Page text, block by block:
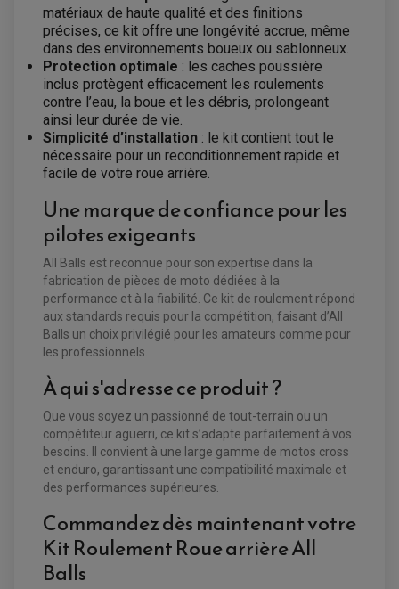
FREINAGE
ACCESSOIRE + VISSERIE FREINAGE
KIT DURITE DE FREIN
KIT DURITE D'EMBRAYAGE MOTO
KIT RÉPARATION ÉTRIER DE FREIN
MAÎTRE CYLINDRE
HUILE ET PRODUIT D'ENTRETIEN
HUILE MOTEUR
PRODUIT D'ENTRETIEN
PARTIE CYCLE
ARAIGNÉE / SUPPORT CARÉNAGE
CÂBLE ACCÉLÉRATEUR
CABLE D'EMBRAYAGE
KIT RABAISSEMENT MOTO
LEVIER DE FREIN
LEVIER D'EMBRAYAGE
PÉDALE DE FREIN
REPOSE PIED TYPE ORIGINE
RETROVISEUR MOTO TYPE ORIGINE
SÉLECTEUR DE VITESSE
PRODUIT ENTRETIEN
FILTRE A AIR
FILTRE A HUILE
BOUGIE SCOOTER
PRODUIT D'ENTRETIEN
FILTRE A AIR K&N
HUILE SCOOTER
PRODUIT D'ENTRETIEN SCOOTER
PARTIE CYCLE
BULLE / PARE-BRISE
LEVIER DE FREIN
RÉTROVISEUR TYPE ORIGINE
PIÈCE MOTEUR
GALET DE VARIATEUR
COURROIE
VARIATEUR SCOOTER
VENTILATEUR DE RADIATEUR
EQUIPEMENT FREINAGE QUAD / SSV
DISQUE DE FREIN QUAD / SSV
KIT DURITE DE FREIN QUAD
KIT REPARATION MAÎTRE CYLINDRE QUAD / SSV
PLAQUETTES DE FREIN QUAD / SSV
HUILE ET PRODUIT D'ENTRETIEN QUAD
HUILE POUR QUAD
PRODUIT D'ENTRETIEN QUAD
JANTES / ACCESSOIRES QUAD ET SSV
CHAÎNE A NEIGE QUAD-SSV
CHAMBRE A AIR QUAD ET SSV
CLOUS / CRAMPON VISSABLE
ÉLARGISSEURES DE VOIES QUAD
JANTES QUAD ET SSV
PNEUMATIQUE
MOUSSE
CHAMBRE À AIR
EQUIPEMENT FREINAGE MOTO CROSS ET
ENDURO
ACCESSOIRES FREINAGE
DISQUE DE FREIN ARRIÈRE
PLAQUETTE DE FREIN
KIT RÉPARATION PÉDALE DE FREIN
KIT RÉPARATION MAÎTRE CYLINDRE
ROULEMENT MOTO CROSS ET ENDURO
ROULEMENT DE ROUE AVANT
ROULEMENT DE ROUE ARRIÈRE
ROULEMENT D'AMORTISSEUR
ROULEMENT BIELLETTES
ROULEMENT BRAS OSCILLANT
matériaux de haute qualité et des finitions
précises, ce kit offre une longévité accrue, même
dans des environnements boueux ou sablonneux.
Protection optimale : les caches poussière
inclus protègent efficacement les roulements
contre l’eau, la boue et les débris, prolongeant
ainsi leur durée de vie.
Simplicité d’installation : le kit contient tout le
nécessaire pour un reconditionnement rapide et
facile de votre roue arrière.
Une marque de confiance pour les
pilotes exigeants
All Balls est reconnue pour son expertise dans la
fabrication de pièces de moto dédiées à la
performance et à la fiabilité. Ce kit de roulement répond
aux standards requis pour la compétition, faisant d’All
Balls un choix privilégié pour les amateurs comme pour
les professionnels.
À qui s'adresse ce produit ?
Que vous soyez un passionné de tout-terrain ou un
compétiteur aguerri, ce kit s’adapte parfaitement à vos
besoins. Il convient à une large gamme de motos cross
et enduro, garantissant une compatibilité maximale et
des performances supérieures.
Commandez dès maintenant votre
Kit Roulement Roue arrière All
Balls